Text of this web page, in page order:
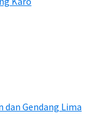
dan Gendang Lima